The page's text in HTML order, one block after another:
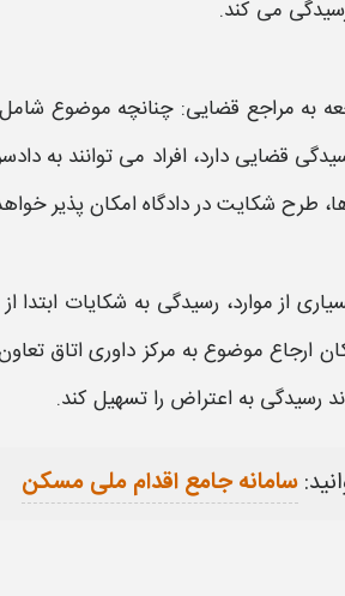
می کند.
به مراجع قضایی: چنانچه موضوع شامل
قضایی دارد، افراد می توانند به
طرح شکایتدر دادگاه امکان پذیر
از موارد، رسیدگی به شکایات ابتدا
ارجاع موضوع به مرکز داوری اتاق
رسیدگی بهاعتراض را تسهیل کند.
سامانه جامع اقدام ملی مسکن